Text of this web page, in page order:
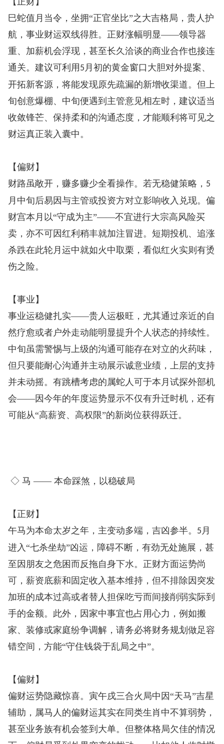
巳蛇值月当令，坐拥“正官坐比”之大吉格局，贵人护
航，事业财运双线得胜。正财涨幅明显——领导器
重、加薪机会浮现，甚至长久洽谈的商业合作也接连
通关。建议可利用 5 月初的黄金窗口大胆对外提案、
开拓新客源，将能发现原先疏漏的新增收渠道。但上
旬创意爆棚、中旬便遇到主管意见相左时，建议适当
收敛锋芒、保持柔和的沟通态度，才能顺利将可见之
财运真正装入囊中。
【偏财】
财路虽敞开，赚多赚少全看操作。若无稳健策略， 5
月中旬后易因与主管或投资方对立影响收入兑现。偏
财宫本月以“守成为主”——不宜进行大宗高风险买
卖，亦不可因红利稍丰就加注冒进。短期投机、追涨
杀跌在此轮月运中就如火中取栗，看似红火实则有烫
伤之险。
【事业】
事业运稳健扎实——贵人运极旺，尤其通过亲近的自
然疗愈或者户外走动能明显提升个人状态的持续性。
中旬虽需警惕与上级的沟通可能存在对立的火药味，
但只要能耐心沟通并主动展示诚意业绩，上层的支持
并未动摇。有跳槽考虑的属蛇人可于本月试探外部机
会——因今年的年度运势显示不仅有升迁时机，还有
可能从“高薪资、高权限”的新岗位获得跃迁。
◇ 马 —— 本命踩煞，以稳破局
【正财】
午马为本命太岁之年，主变动多端，吉凶参半。 5 月
进入“七杀坐劫”凶运，障碍不断，有劲无处施展，甚
至因朋友之危困而反拖自身下水。正财方面运势尚
可，薪资底薪和固定收入基本维持，但不排除因突发
加班的成本过高或者替人担保吃亏而间接削弱实际到
手的金额。此外，因家中事宜也占用心力，例如搬
家、装修或家庭纷争调解，请务必将财务规划做足容
错空间，方能“守住钱袋于乱局之中”。
【偏财】
偏财运势隐藏惊喜。寅午戌三合火局中因“天马”吉星
辅助，属马人的偏财运其实在同类生肖中不算弱势，
甚至业务族有机会签到大单。但整体格局欠佳的情况